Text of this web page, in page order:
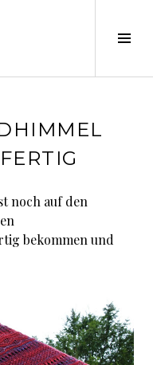
noch auf den
bekommen und